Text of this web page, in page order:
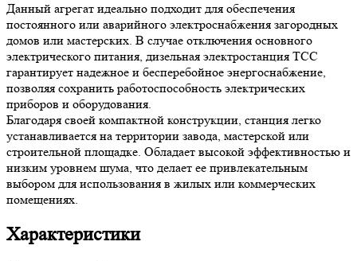
Данный агрегат идеально подходит для обеспечения
постоянного или аварийного электроснабжения загородных
домов или мастерских. В случае отключения основного
электрического питания, дизельная электростанция ТСС
гарантирует надежное и бесперебойное энергоснабжение,
позволяя сохранить работоспособность электрических
приборов и оборудования.
Благодаря своей компактной конструкции, станция легко
устанавливается на территории завода, мастерской или
строительной площадке. Обладает высокой эффективностью и
низким уровнем шума, что делает ее привлекательным
выбором для использования в жилых или коммерческих
помещениях.
Характеристики